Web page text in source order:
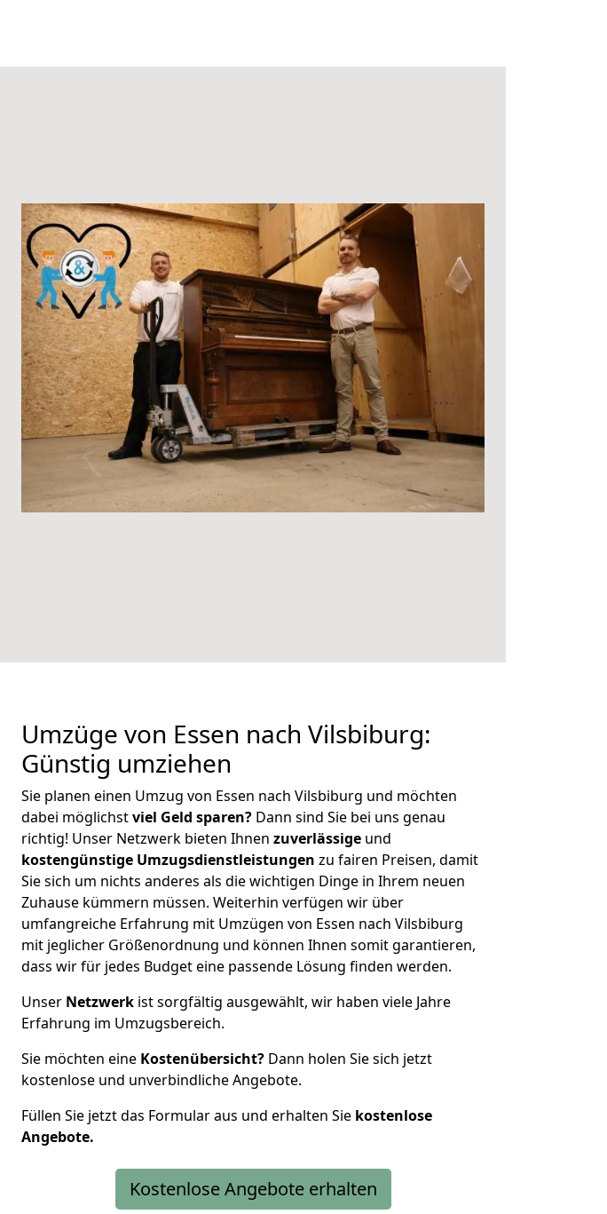
Umzüge von Essen nach Vilsbiburg:
Günstig umziehen
Sie planen einen Umzug von Essen nach Vilsbiburg und möchten
dabei möglichstviel Geld sparen? Dann sind Sie bei uns genau
richtig! Unser Netzwerk bieten Ihnen zuverlässige und
kostengünstige Umzugsdienstleistungen zu fairen Preisen, damit
Sie sich um nichts anderes als die wichtigen Dinge in Ihrem neuen
Zuhause kümmern müssen. Weiterhin verfügen wir über
umfangreiche Erfahrung mit Umzügen von Essen nach Vilsbiburg
mit jeglicher Größenordnung und können Ihnen somit garantieren,
dass wir für jedes Budget eine passende Lösung finden werden.
Unser Netzwerk ist sorgfältig ausgewählt, wir haben viele Jahre
Erfahrung im Umzugsbereich.
Sie möchten eine Kostenübersicht? Dann holen Sie sich jetzt
kostenlose und unverbindliche Angebote.
Füllen Sie jetzt das Formular aus und erhalten Sie kostenlose
Angebote.
Kostenlose Angebote erhalten